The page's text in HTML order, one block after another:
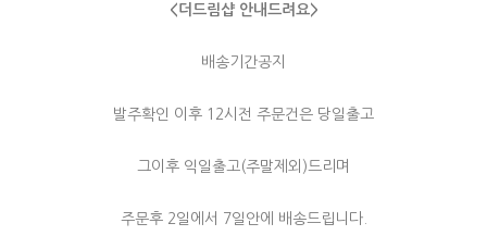
<더드림샵 안내드려요>
배송기간공지
발주확인 이후 12시전 주문건은 당일출고
그이후 익일출고(주말제외)드리며
주문후 2일에서 7일안에 배송드립니다.